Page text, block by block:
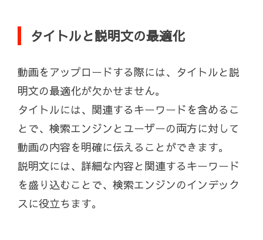
タイトルと説明文の最適化
動画をアップロードする際には、タイトルと説
明文の最適化が欠かせません。
タイトルには、関連するキーワードを含めるこ
とで、検索エンジンとユーザーの両方に対して
動画の内容を明確に伝えることができます。
説明文には、詳細な内容と関連するキーワード
を盛り込むことで、検索エンジンのインデック
スに役立ちます。